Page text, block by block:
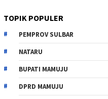
TOPIK POPULER
PEMPROV SULBAR
NATARU
BUPATI MAMUJU
DPRD MAMUJU